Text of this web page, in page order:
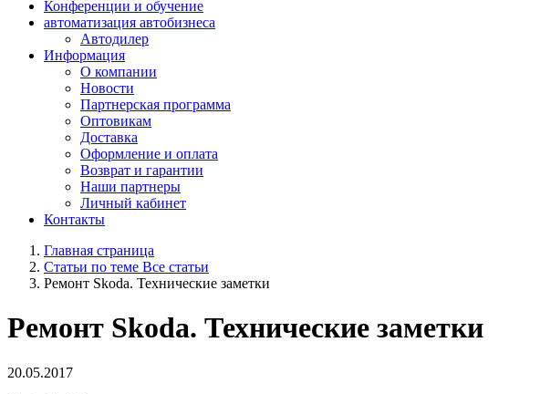
Конференции и обучение
автоматизация автобизнеса
Автодилер
Информация
О компании
Новости
Партнерская программа
Оптовикам
Доставка
Оформление и оплата
Возврат и гарантии
Наши партнеры
Личный кабинет
Контакты
Главная страница
Статьи по теме Все статьи
Ремонт Skoda. Технические заметки
Ремонт Skoda. Технические заметки
20.05.2017